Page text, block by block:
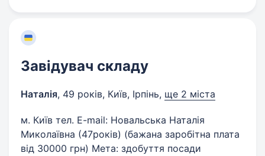
Завідувач складу
Наталія, 49 років, Київ, Ірпінь, ще 2 міста
м. Київ тел. E-mail: Новальська Наталія
Миколаївна (47років) (бажана заробітна плата
від 30000 грн) Мета: здобуття посади